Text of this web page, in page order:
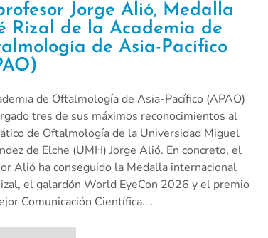
Jorge Alió, Medalla
Rizal de la Academia de
de Asia-Pacífico
de Oftalmología de Asia-Pacífico (APAO)
tres de sus máximos reconocimientos al
de Oftalmología de la Universidad Miguel
de Elche (UMH) Jorge Alió. En concreto, el
Alió ha conseguido la Medalla internacional
el galardón World EyeCon 2026 y el premio
Comunicación Científica.…